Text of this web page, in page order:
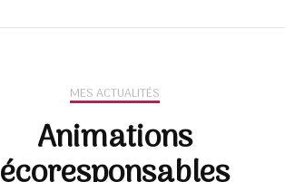
MES ACTUALITÉS
Animations